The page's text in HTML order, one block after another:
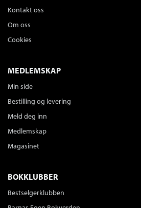
Kontakt oss
Om oss
Cookies
MEDLEMSKAP
Min side
Bestilling og levering
Meld deg inn
Medlemskap
Magasinet
BOKKLUBBER
Bestselgerklubben